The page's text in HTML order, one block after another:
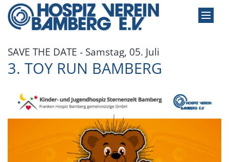
Zum Inhalt springen
SAVE THE DATE - Samstag, 05. Juli
3. TOY RUN BAMBERG